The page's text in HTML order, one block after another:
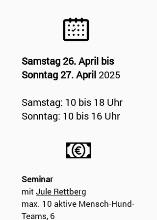
Samstag 26. April bis
Sonntag 27. April ​ 2025
Samstag: 10 bis 18 Uhr
Sonntag: 10 bis 16 Uhr
Seminar
mit Jule Rettberg
max. 10 aktive Mensch-Hund-
Teams​, 6